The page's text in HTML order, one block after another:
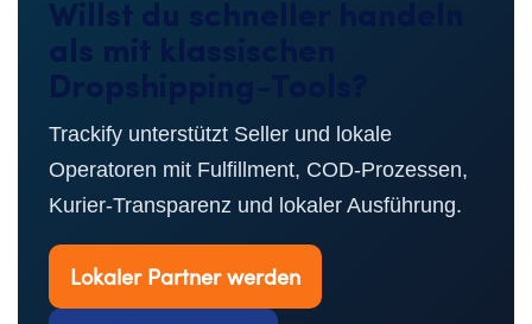
Willst du schneller handeln
als mit klassischen
Dropshipping-Tools?
Trackify unterstützt Seller und lokale
Operatoren mit Fulfillment, COD-Prozessen,
Kurier-Transparenz und lokaler Ausführung.
Lokaler Partner werden